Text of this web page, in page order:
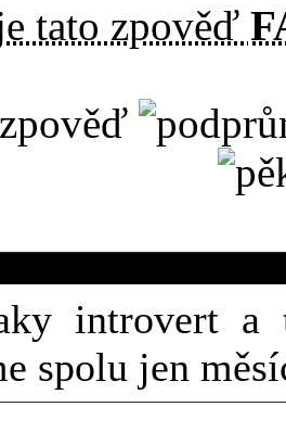
tato zpověď
introvert a
spolu jen